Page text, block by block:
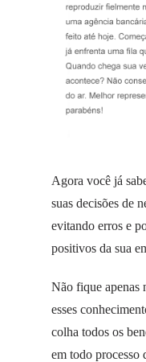
Agora você já
suas decisões de
evitando erros e
positivos da sua
Não fique apenas
esses
colha todos os
em todo processo